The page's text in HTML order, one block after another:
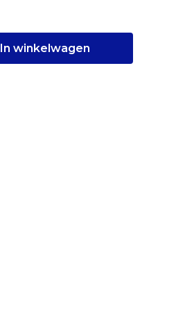
In winkelwagen